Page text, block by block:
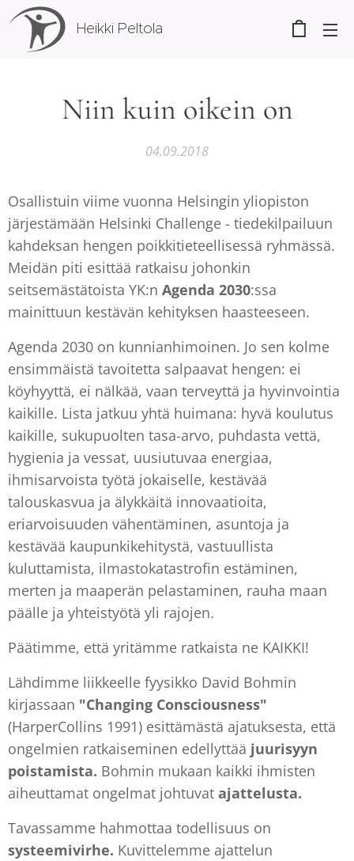
Heikki Peltola
Niin kuin oikein on
04.09.2018
Osallistuin viime vuonna Helsingin yliopiston
järjestämään Helsinki Challenge - tiedekilpailuun
kahdeksan hengen poikkitieteellisessä ryhmässä.
Meidän piti esittää ratkaisu johonkin
seitsemästätoista YK:n Agenda 2030:ssa
mainittuun kestävän kehityksen haasteeseen.
Agenda 2030 on kunnianhimoinen. Jo sen kolme
ensimmäistä tavoitetta salpaavat hengen: ei
köyhyyttä, ei nälkää, vaan terveyttä ja hyvinvointia
kaikille. Lista jatkuu yhtä huimana: hyvä koulutus
kaikille, sukupuolten tasa-arvo, puhdasta vettä,
hygienia ja vessat, uusiutuvaa energiaa,
ihmisarvoista työtä jokaiselle, kestävää
talouskasvua ja älykkäitä innovaatioita,
eriarvoisuuden vähentäminen, asuntoja ja
kestävää kaupunkikehitystä, vastuullista
kuluttamista, ilmastokatastrofin estäminen,
merten ja maaperän pelastaminen, rauha maan
päälle ja yhteistyötä yli rajojen.
Päätimme, että yritämme ratkaista ne KAIKKI!
Lähdimme liikkeelle fyysikko David Bohmin
kirjassaan "Changing Consciousness"
(HarperCollins 1991) esittämästä ajatuksesta, että
ongelmien ratkaiseminen edellyttää juurisyyn
poistamista. Bohmin mukaan kaikki ihmisten
aiheuttamat ongelmat johtuvat ajattelusta.
Tavassamme hahmottaa todellisuus on
systeemivirhe. Kuvittelemme ajattelun